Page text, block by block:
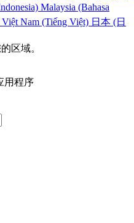
Malaysia (Bahasa
Việt Nam (Tiếng Việt) 日本 (日
区域。
用程序